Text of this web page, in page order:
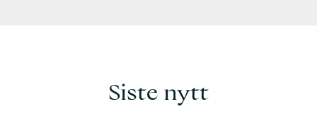
Siste nytt